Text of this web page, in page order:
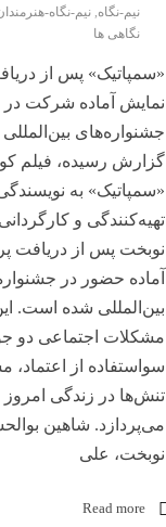
نیم-نگاه, نیم-نگاه-
نگاهی ها
«سمپاتیک» پس از
نمایش آماده شرکت در
جشنواره‌های
گزارش رسیده، فیلم
«سمپاتیک» به
تهیه‌کنندگی و
نوبخت پس از دریافت
آماده حضور در
بین‌المللی شده است.
مشکلات اجتماعی دو
سواستفاده از اعتماد،
تنش‌ها در زندگی
می‌پردازد. شاهین
نوبخت، علی
Read more